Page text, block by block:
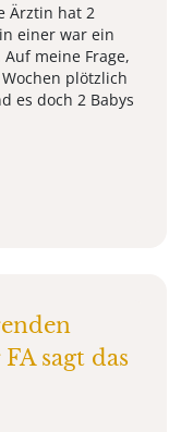
Ärztin hat 2
einer war ein
meine Frage,
plötzlich
es doch 2 Babys
sagt das